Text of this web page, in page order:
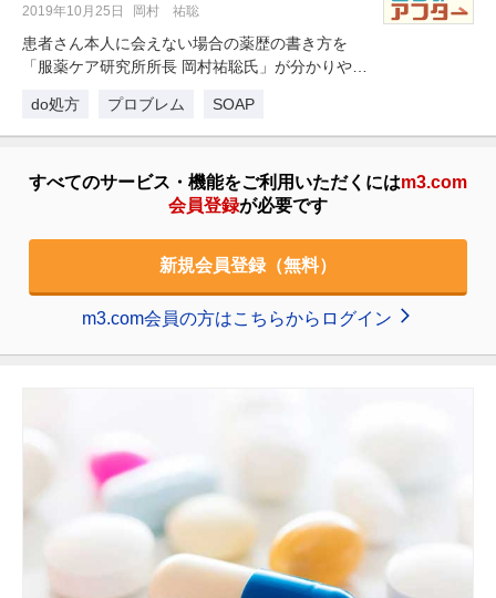
2019年10月25日 岡村 祐聡
患者さん本人に会えない場合の薬歴の書き方を
「服薬ケア研究所所長 岡村祐聡氏」が分かりやす
do処方
プロブレム SOAP
すべてのサービス・機能をご利用いただくにはm3.com
会員登録が必要です
新規会員登録（無料）
m3.com会員の方はこちらからログイン